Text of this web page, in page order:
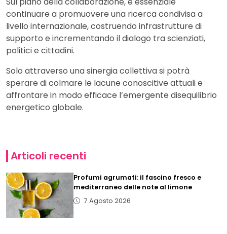
continuare a promuovere una ricerca condivisa a
livello internazionale, costruendo infrastrutture di
supporto e incrementando il dialogo tra scienziati,
politici e cittadini.
Solo attraverso una sinergia collettiva si potrà
sperare di colmare le lacune conoscitive attuali e
affrontare in modo efficace l’emergente disequilibrio
energetico globale.
Articoli recenti
Profumi agrumati: il fascino fresco e
mediterraneo delle note al limone
7 Agosto 2026